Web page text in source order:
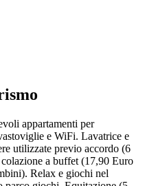
appartamenti per
e WiFi. Lavatrice e
utilizzate previo accordo (6
a buffet (17,90 Euro
Relax e giochi nel